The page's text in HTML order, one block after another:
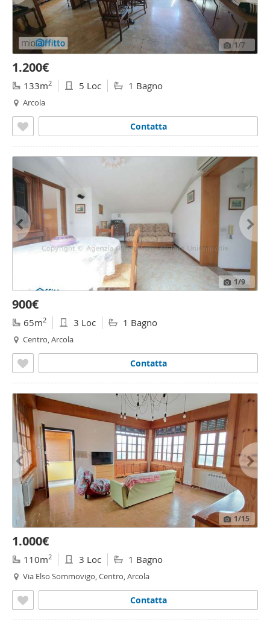
1/7
1.200€
133m2 5 Loc 1 Bagno
Arcola
Contatta
1/9
900€
65m2 3 Loc 1 Bagno
Centro, Arcola
Contatta
1/15
1.000€
110m2 3 Loc 1 Bagno
Via Elso Sommovigo, Centro, Arcola
Contatta